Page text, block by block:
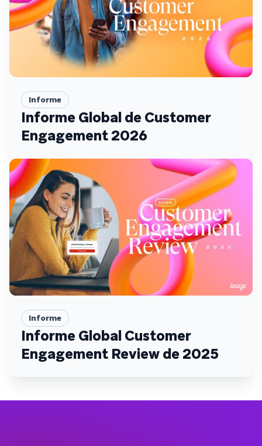
Informe
Informe Global de Customer
Engagement 2026
Informe
Informe Global Customer
Engagement Review de 2025